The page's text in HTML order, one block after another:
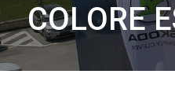
COLORE